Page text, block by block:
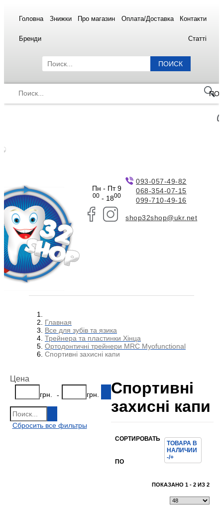
Головна Знижки Про магазин Оплата/Доставка Контакти
Бренди Статті
ПОИСК
Пн - Пт 9
00- 1800
093-057-49-82
068-354-07-15
099-710-49-16
shop32shop@ukr.net
Главная
Все для зубів та язика
Трейнера та пластинки Хінца
Ортодонтичні трейнери MRC Myofunctional
Спортивні захисні капи
Цена
грн. - грн.
Сбросить все фильтры
Спортивні
захисні капи
СОРТИРОВАТЬ
ПО
ТОВАРА В
НАЛИЧИИ
-/+
ПОКАЗАНО 1 - 2 ИЗ 2